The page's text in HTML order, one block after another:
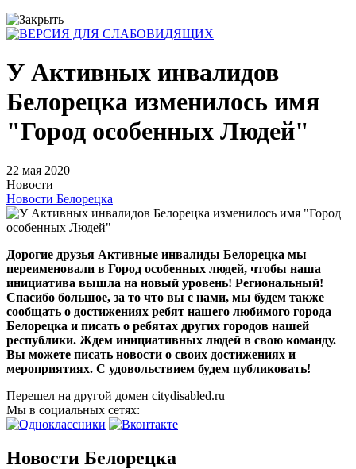
У Активных инвалидов
Белорецка изменилось имя
"Город особенных Людей"
22 мая 2020
Новости
Новости Белорецка
Дорогие друзья Активные инвалиды Белорецка мы
переименовали в Город особенных людей, чтобы наша
инициатива вышла на новый уровень! Региональный!
Спасибо большое, за то что вы с нами, мы будем также
сообщать о достижениях ребят нашего любимого города
Белорецка и писать о ребятах других городов нашей
республики. Ждем инициативных людей в свою команду.
Вы можете писать новости о своих достижениях и
мероприятиях. С удовольствием будем публиковать!
Перешел на другой домен citydisabled.ru
Мы в социальных сетях:
Новости Белорецка